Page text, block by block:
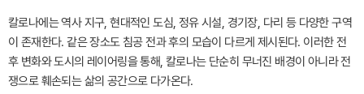
칼로나에는 역사 지구, 현대적인 도심, 정유 시설, 경기장, 다리 등 다양한 구역
이 존재한다. 같은 장소도 침공 전과 후의 모습이 다르게 제시된다. 이러한 전
후 변화와 도시의 레이어링을 통해, 칼로나는 단순히 무너진 배경이 아니라 전
쟁으로 훼손되는 삶의 공간으로 다가온다.